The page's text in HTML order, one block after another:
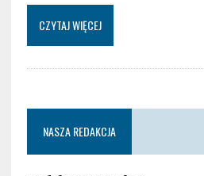
CZYTAJ WIĘCEJ
NASZA REDAKCJA